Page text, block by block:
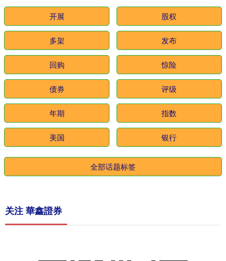
开展 股权
多架 发布
回购 惊险
债券 评级
年期 指数
美国 银行
全部话题标签
关注 華鑫證券